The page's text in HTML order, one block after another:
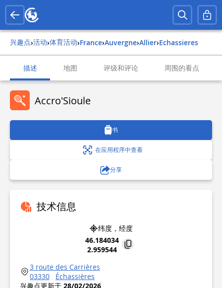
兴趣点› 活动› 体育活动› france› auvergne› allier› echassieres
描述 地图 评级和评论 周围的看点
Accro'Sioule
书
在应用程序中查看
分享
技术信息
纬度，经度
46.184034
2.959544
3 route des Carrières
03330
Échassières
兴趣点更新于 28/02/2026